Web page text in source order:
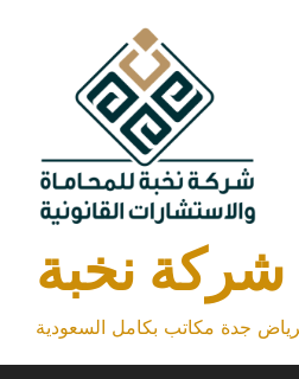
نخبة
جدة مكاتب بكامل السعودية